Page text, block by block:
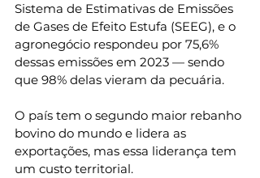
Sistema de Estimativas de Emissões
de Gases de Efeito Estufa (SEEG), e o
agronegócio respondeu por 75,6%
dessas emissões em 2023 — sendo
que 98% delas vieram da pecuária.
O país tem o segundo maior rebanho
bovino do mundo e lidera as
exportações, mas essa liderança tem
um custo territorial.